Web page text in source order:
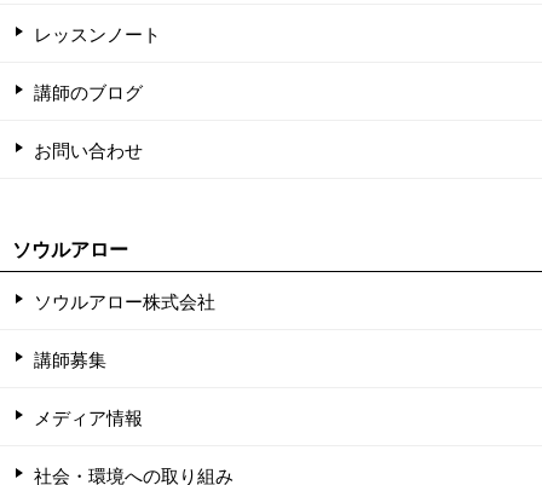
レッスンノート
講師のブログ
お問い合わせ
ソウルアロー
ソウルアロー株式会社
講師募集
メディア情報
社会・環境への取り組み